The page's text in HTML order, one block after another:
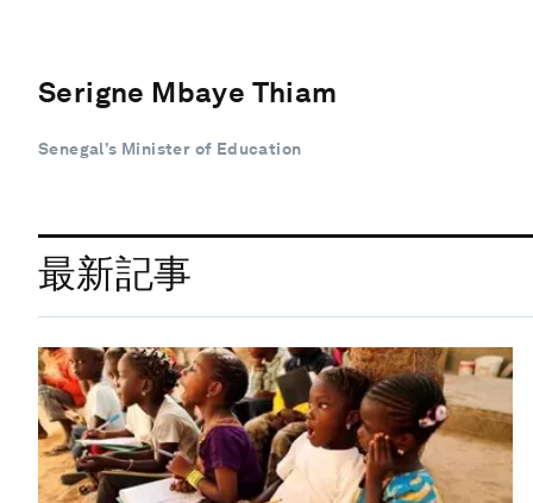
Serigne Mbaye Thiam
Senegal’s Minister of Education
最新記事